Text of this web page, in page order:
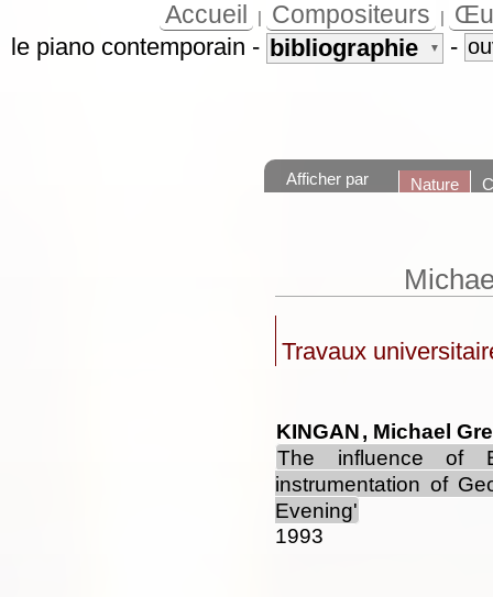
Accueil Compositeurs
Afficher par Nature
Travaux
KINGAN, Michael
The influence of
instrumentation of
Evening'
1993
le piano contemporain - bibliographie ▼ -